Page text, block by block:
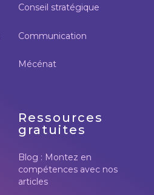
Conseil stratégique
Communication
Mécénat
Ressources
gratuites
Blog : Montez en
compétences avec nos
articles